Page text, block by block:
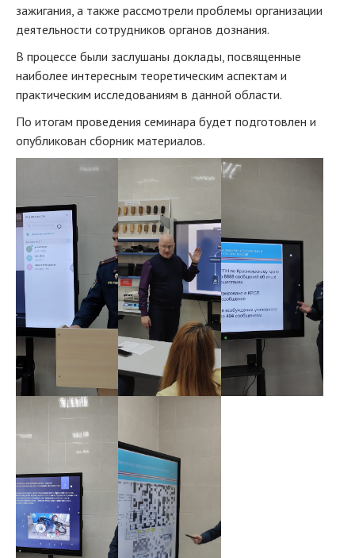
зажигания, а также рассмотрели проблемы организации
деятельности сотрудников органов дознания.
В процессе были заслушаны доклады, посвященные
наиболее интересным теоретическим аспектам и
практическим исследованиям в данной области.
По итогам проведения семинара будет подготовлен и
опубликован сборник материалов.